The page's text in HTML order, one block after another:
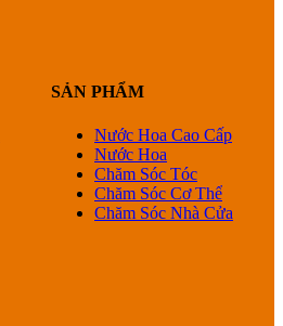
SẢN PHẨM
Nước Hoa Cao Cấp
Nước Hoa
Chăm Sóc Tóc
Chăm Sóc Cơ Thể
Chăm Sóc Nhà Cửa